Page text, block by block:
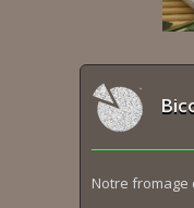
Notre fromage